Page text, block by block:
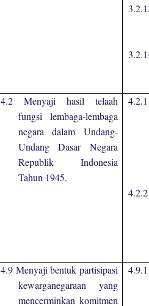
4.2 Menyaji hasil telaah
fungsi lembaga-lembaga
negara dalam Undang-
Undang Dasar Negara
Republik Indonesia
Tahun 1945.
4.9 Menyaji bentuk partisipasi
kewarganegaraan yang
mencerminkan komitmen